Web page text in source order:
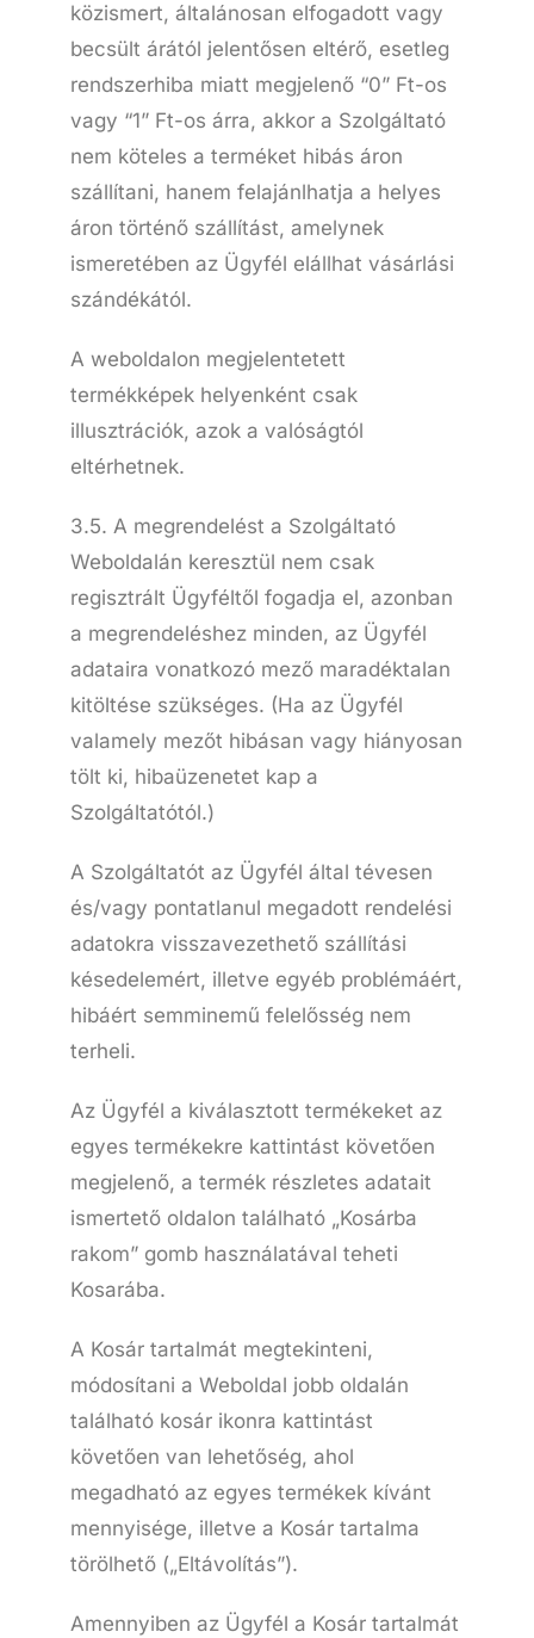
közismert, általánosan elfogadott vagy
becsült árától jelentősen eltérő, esetleg
rendszerhiba miatt megjelenő “0” Ft-os
vagy “1” Ft-os árra, akkor a Szolgáltató
nem köteles a terméket hibás áron
szállítani, hanem felajánlhatja a helyes
áron történő szállítást, amelynek
ismeretében az Ügyfél elállhat vásárlási
szándékától.
A weboldalon megjelentetett
termékképek helyenként csak
illusztrációk, azok a valóságtól
eltérhetnek.
3.5. A megrendelést a Szolgáltató
Weboldalán keresztül nem csak
regisztrált Ügyféltől fogadja el, azonban
a megrendeléshez minden, az Ügyfél
adataira vonatkozó mező maradéktalan
kitöltése szükséges. (Ha az Ügyfél
valamely mezőt hibásan vagy hiányosan
tölt ki, hibaüzenetet kap a
Szolgáltatótól.)
A Szolgáltatót az Ügyfél által tévesen
és/vagy pontatlanul megadott rendelési
adatokra visszavezethető szállítási
késedelemért, illetve egyéb problémáért,
hibáért semminemű felelősség nem
terheli.
Az Ügyfél a kiválasztott termékeket az
egyes termékekre kattintást követően
megjelenő, a termék részletes adatait
ismertető oldalon található „Kosárba
rakom” gomb használatával teheti
Kosarába.
A Kosár tartalmát megtekinteni,
módosítani a Weboldal jobb oldalán
található kosár ikonra kattintást
követően van lehetőség, ahol
megadható az egyes termékek kívánt
mennyisége, illetve a Kosár tartalma
törölhető („Eltávolítás”).
Amennyiben az Ügyfél a Kosár tartalmát